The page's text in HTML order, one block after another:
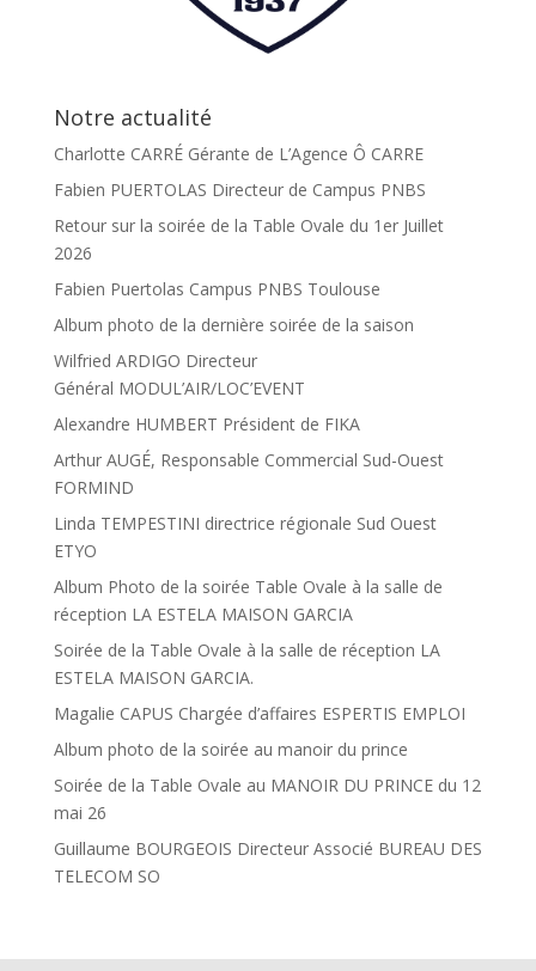
Notre actualité
Charlotte CARRÉ Gérante de L’Agence Ô CARRE
Fabien PUERTOLAS Directeur de Campus PNBS
Retour sur la soirée de la Table Ovale du 1er Juillet
2026
Fabien Puertolas Campus PNBS Toulouse
Album photo de la dernière soirée de la saison
Wilfried ARDIGO Directeur
Général MODUL’AIR/LOC’EVENT
Alexandre HUMBERT Président de FIKA
Arthur AUGÉ, Responsable Commercial Sud-Ouest
FORMIND
Linda TEMPESTINI directrice régionale Sud Ouest
ETYO
Album Photo de la soirée Table Ovale à la salle de
réception LA ESTELA MAISON GARCIA
Soirée de la Table Ovale à la salle de réception LA
ESTELA MAISON GARCIA.
Magalie CAPUS Chargée d’affaires ESPERTIS EMPLOI
Album photo de la soirée au manoir du prince
Soirée de la Table Ovale au MANOIR DU PRINCE du 12
mai 26
Guillaume BOURGEOIS Directeur Associé BUREAU DES
TELECOM SO